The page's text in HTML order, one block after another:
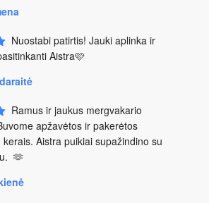
Nuostabi patirtis! Jauki aplinka ir
Aistra🩷
Ramus ir jaukus mergvakario
apžavėtos ir pakerėtos
Aistra puikiai supažindino su
🫶